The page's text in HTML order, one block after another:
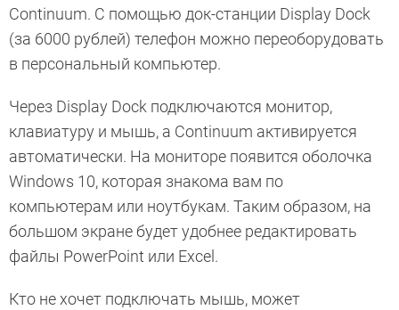
Continuum. С помощью док-станции Display Dock
(за 6000 рублей) телефон можно переоборудовать
в персональный компьютер.
Через Display Dock подключаются монитор,
клавиатуру и мышь, а Continuum активируется
автоматически. На мониторе появится оболочка
Windows 10, которая знакома вам по
компьютерам или ноутбукам. Таким образом, на
большом экране будет удобнее редактировать
файлы PowerPoint или Excel.
Кто не хочет подключать мышь, может